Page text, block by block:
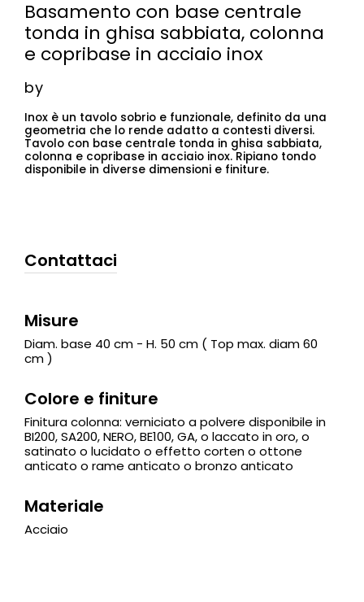
Basamento con base centrale
tonda in ghisa sabbiata, colonna
e copribase in acciaio inox
by
Inox è un tavolo sobrio e funzionale, definito da una
geometria che lo rende adatto a contesti diversi.
Tavolo con base centrale tonda in ghisa sabbiata,
colonna e copribase in acciaio inox. Ripiano tondo
disponibile in diverse dimensioni e finiture.
Contattaci
Misure
Diam. base 40 cm - H. 50 cm ( Top max. diam 60
cm )
Colore e finiture
Finitura colonna: verniciato a polvere disponibile in
BI200, SA200, NERO, BE100, GA, o laccato in oro, o
satinato o lucidato o effetto corten o ottone
anticato o rame anticato o bronzo anticato
Materiale
Acciaio